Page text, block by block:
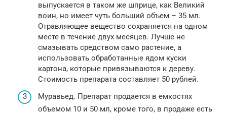
выпускается в таком же шприце, как Великий
воин, но имеет чуть больший объем – 35 мл.
Отравляющее вещество сохраняется на одном
месте в течение двух месяцев. Лучше не
смазывать средством само растение, а
использовать обработанные ядом куски
картона, которые привязываются к дереву.
Стоимость препарата составляет 50 рублей.
Муравьед. Препарат продается в емкостях
объемом 10 и 50 мл, кроме того, в продаже есть